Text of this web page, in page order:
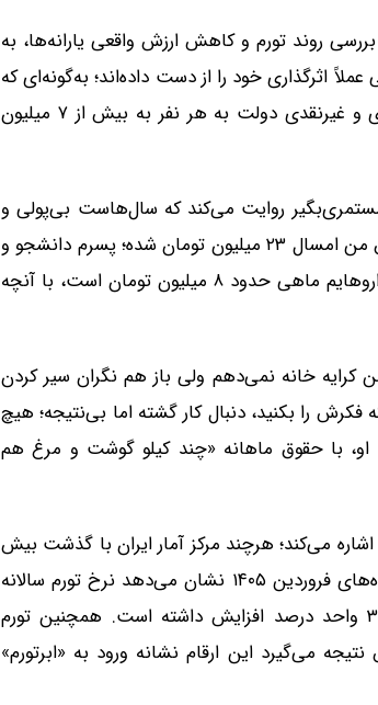
روند تورم و کاهش ارزش واقعی یارانه‌ها، به
اثرگذاری خود را از دست داده‌اند؛ به‌گونه‌ای که
برای تکرار سطح حمایت سال ۱۳۸۹، لازم است مجموع کمک نقدی و غیرنقدی دولت به هر نفر به بیش از ۷ میلیون
روایت می‌کند که سال‌هاست بی‌پولی و
نگرانی از آینده، زندگی‌اش را فرسوده کرده است. او می‌گوید: «حقوق من امسال ۲۳ میلیون تومان شده؛ پسرم دانشجو و
بیکار است؛ گاهی با موتور مسافرکشی می‌کند. من بیمارم و پول داروهایم ماهی حدود ۸ میلیون تومان است، با آنچه
کرایه خانه نمی‌دهم ولی باز هم نگران سیر کردن
را بکنید، دنبال کار گشته اما بی‌نتیجه؛ هیچ
با حقوق ماهانه «چند کیلو گوشت و مرغ هم
می‌کند؛ هرچند مرکز آمار ایران با گذشت بیش
از ده روز از خرداد، هنوز نرخ تورم اردیبهشت را اعلام نکرده، اما داده‌های فروردین ۱۴۰۵ نشان می‌دهد نرخ تورم سالانه
خانوارهای کشور به ۵۳.۷ درصد رسیده که نسبت به ماه قبل ۳.۱ واحد درصد افزایش داشته است. همچنین تورم
اعلام شده و گزارش نتیجه می‌گیرد این ارقام نشانه ورود به «ابرتورم»